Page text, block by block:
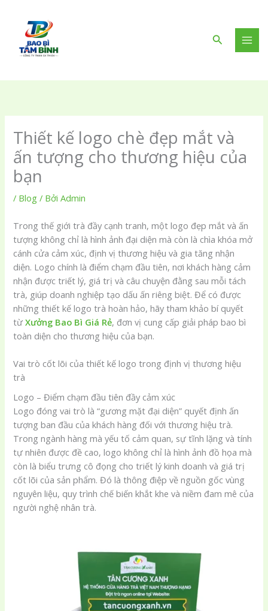
dung
Tìm
kiếm
Thiết kế logo chè đẹp mắt và
ấn tượng cho thương hiệu của
bạn
/ Blog / BởiAdmin
Trong thế giới trà đầy cạnh tranh, một logo đẹp mắt và ấn
tượng không chỉ là hình ảnh đại diện mà còn là chìa khóa mở
cánh cửa cảm xúc, định vị thương hiệu và gia tăng nhận
diện. Logo chính là điểm chạm đầu tiên, nơi khách hàng cảm
nhận được triết lý, giá trị và câu chuyện đằng sau mỗi tách
trà, giúp doanh nghiệp tạo dấu ấn riêng biệt. Để có được
những thiết kế logo trà hoàn hảo, hãy tham khảo bí quyết
từXưởng Bao Bì Giá Rẻ, đơn vị cung cấp giải pháp bao bì
toàn diện cho thương hiệu của bạn.
Vai trò cốt lõi của thiết kế logo trong định vị thương hiệu
trà
Logo – Điểm chạm đầu tiên đầy cảm xúc
Logo đóng vai trò là “gương mặt đại diện” quyết định ấn
tượng ban đầu của khách hàng đối với thương hiệu trà.
Trong ngành hàng mà yếu tố cảm quan, sự tĩnh lặng và tính
tự nhiên được đề cao, logo không chỉ là hình ảnh đồ họa mà
còn là biểu trưng cô đọng cho triết lý kinh doanh và giá trị
cốt lõi của sản phẩm. Đó là thông điệp về nguồn gốc vùng
nguyên liệu, quy trình chế biến khắt khe và niềm đam mê của
người nghệ nhân trà.